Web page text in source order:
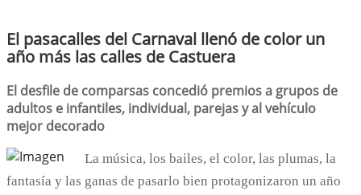
El pasacalles del Carnaval llenó de color un
año más las calles de Castuera
El desfile de comparsas concedió premios a grupos de
adultos e infantiles, individual, parejas y al vehículo
mejor decorado
La música, los bailes, el color, las plumas, la
fantasía y las ganas de pasarlo bien protagonizaron un año